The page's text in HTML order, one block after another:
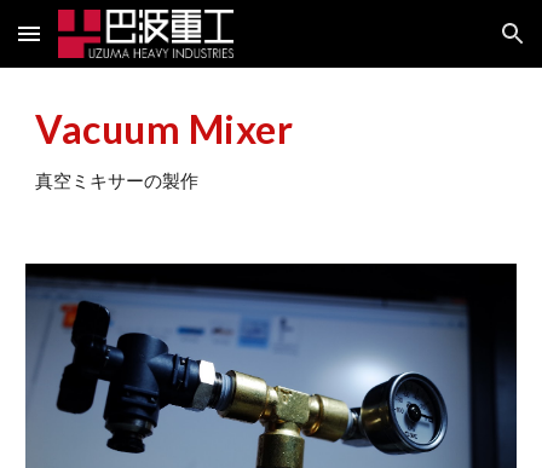
Skip to main content Skip to navigation
Vacuum Mixer
真空ミキサーの製作